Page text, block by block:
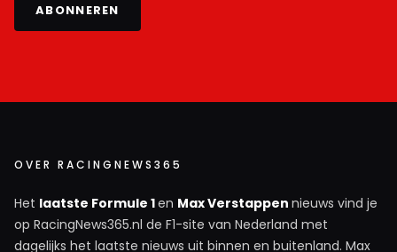
ABONNEREN
OVER RACINGNEWS365
Het laatste Formule 1en Max Verstappen nieuws vind je
op RacingNews365.nl de F1-site van Nederland met
dagelijks het laatste nieuws uit binnen en buitenland. Max